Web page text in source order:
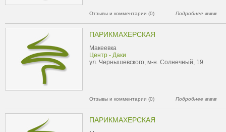
Отзывы и комментарии (0) Подробнее
ПАРИКМАХЕРСКАЯ
Макеевка
Центр - Даки
ул. Чернышевского, м-н. Солнечный, 19
Отзывы и комментарии (0) Подробнее
ПАРИКМАХЕРСКАЯ